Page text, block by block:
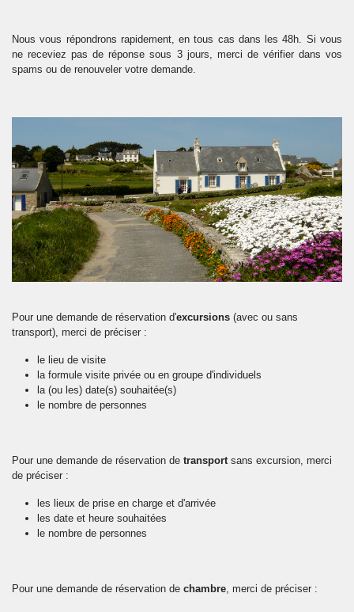
Nous vous répondrons rapidement, en tous cas dans les 48h. Si vous
ne receviez pas de réponse sous 3 jours, merci de vérifier dans vos
spams ou de renouveler votre demande.
Pour une demande de réservation d'excursions (avec ou sans
transport), merci de préciser :
le lieu de visite
la formule visite privée ou en groupe d'individuels
la (ou les) date(s) souhaitée(s)
le nombre de personnes
Pour une demande de réservation de transportsans excursion, merci
de préciser :
les lieux de prise en charge et d'arrivée
les date et heure souhaitées
le nombre de personnes
Pour une demande de réservation de chambre, merci de préciser :